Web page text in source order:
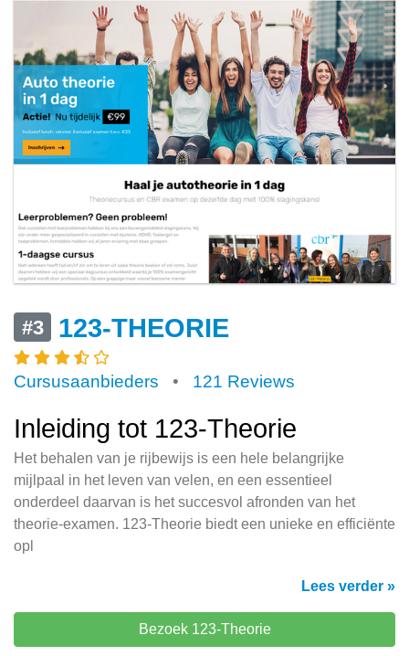
#3 123-THEORIE
Cursusaanbieders • 121 Reviews
Inleiding tot 123-Theorie
Het behalen van je rijbewijs is een hele belangrijke
mijlpaal in het leven van velen, en een essentieel
onderdeel daarvan is het succesvol afronden van het
theorie-examen. 123-Theorie biedt een unieke en efficiënte
opl
Lees verder »
Bezoek 123-Theorie